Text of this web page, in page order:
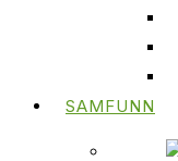
SAMFUNN